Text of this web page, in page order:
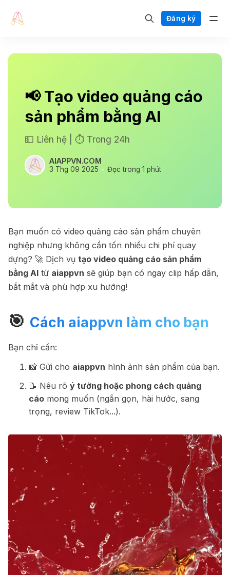
Đăng ký
📢 Tạo video quảng cáo
sản phẩm bằng AI
💵 Liên hệ | ⏱️ Trong 24h
AIAPPVN.COM
3 Thg 09 2025 Đọc trong 1 phút
Bạn muốn có video quảng cáo sản phẩm chuyên
nghiệp nhưng không cần tốn nhiều chi phí quay
dựng? 🚀 Dịch vụ tạo video quảng cáo sản phẩm
bằng AI từ aiappvn sẽ giúp bạn có ngay clip hấp dẫn,
bắt mắt và phù hợp xu hướng!
🎯 Cách aiappvn làm cho bạn
Bạn chỉ cần:
📸 Gửi cho aiappvn hình ảnh sản phẩm của bạn.
📝 Nêu rõ ý tưởng hoặc phong cách quảng
cáo mong muốn (ngắn gọn, hài hước, sang
trọng, review TikTok...).